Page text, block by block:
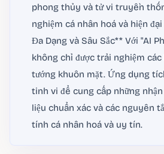
phong thủy và tử vi truyền
nghiệm cá nhân hoá và hiện
Đa Dạng và Sâu Sắc** Với "AI
không chỉ được trải nghiệm
tướng khuôn mặt. Ứng dụng
tinh vi để cung cấp những
liệu chuẩn xác và các nguyên
tính cá nhân hoá và uy tín.